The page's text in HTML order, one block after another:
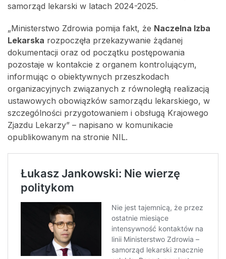
samorząd lekarski w latach 2024-2025.
„Ministerstwo Zdrowia pomija fakt, że Naczelna Izba
Lekarska rozpoczęła przekazywanie żądanej
dokumentacji oraz od początku postępowania
pozostaje w kontakcie z organem kontrolującym,
informując o obiektywnych przeszkodach
organizacyjnych związanych z równoległą realizacją
ustawowych obowiązków samorządu lekarskiego, w
szczególności przygotowaniem i obsługą Krajowego
Zjazdu Lekarzy” – napisano w komunikacie
opublikowanym na stronie NIL.